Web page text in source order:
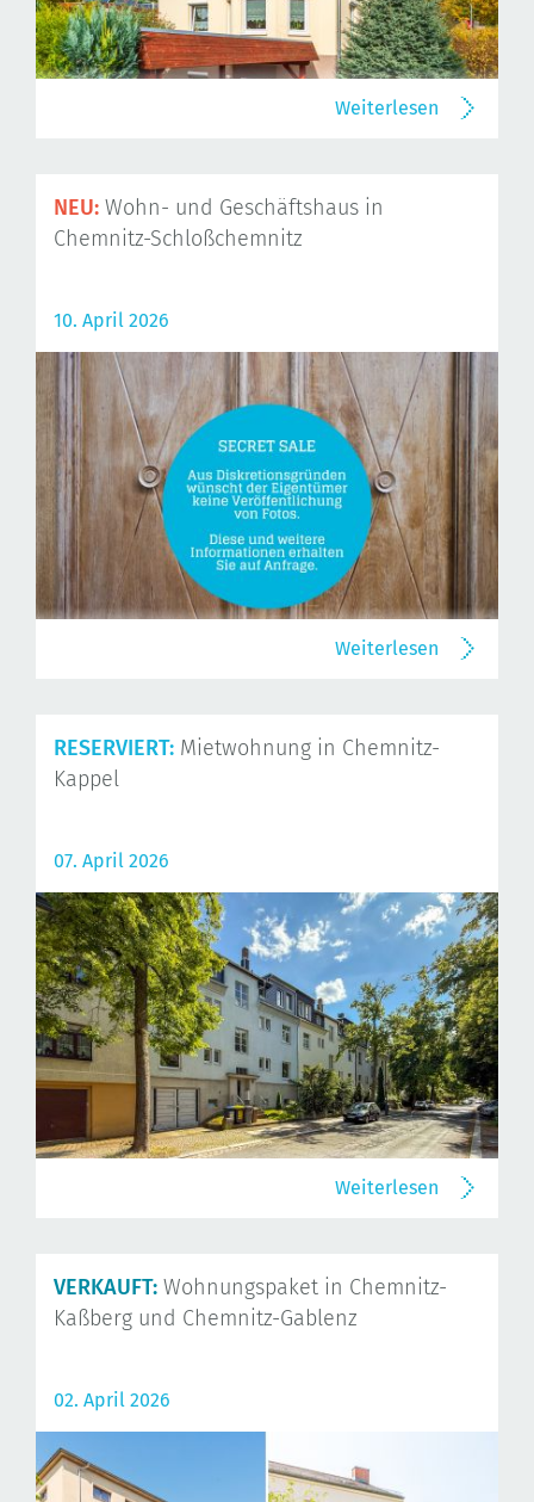
Weiterlesen
NEU: Wohn- und Geschäftshaus in
Chemnitz-Schloßchemnitz
10. April 2026
Weiterlesen
RESERVIERT: Mietwohnung in Chemnitz-
Kappel
07. April 2026
Weiterlesen
VERKAUFT: Wohnungspaket in Chemnitz-
Kaßberg und Chemnitz-Gablenz
02. April 2026